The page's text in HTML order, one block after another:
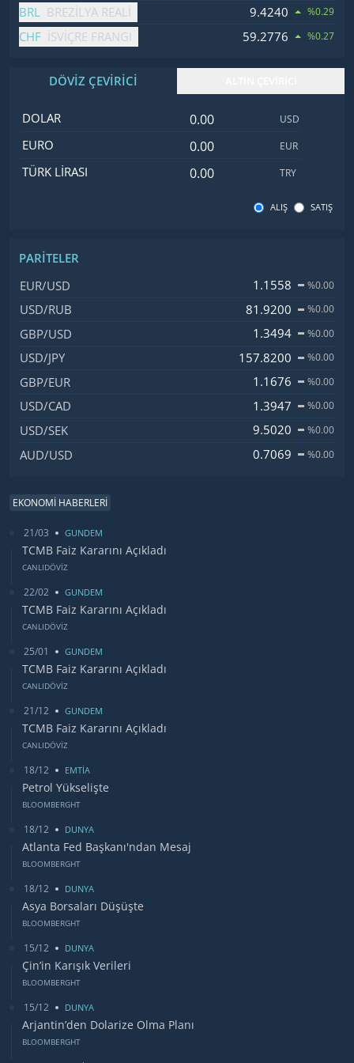
BRL BREZILYA REALI 9.4240 %0.29
CHF İSVIÇRE FRANGI 59.2776 %0.27
DÖVİZ ÇEVİRİCİ
İsimDeğer
DOLAR Dolar değeri USD
EURO Euro değeri EUR
TÜRK LIRASI Türk Lirası değeri
TRY
ALIŞ SATIŞ
PARITELER
İsim, Kod
EUR/USD 1.1558 %0.00
USD/RUB 81.9200 %0.00
GBP/USD 1.3494 %0.00
USD/JPY 157.8200 %0.00
GBP/EUR 1.1676 %0.00
USD/CAD 1.3947 %0.00
USD/SEK 9.5020 %0.00
AUD/USD 0.7069 %0.00
EKONOMİ HABERLERİ
21/03 GUNDEM
TCMB Faiz Kararını Açıkladı
CANLIDÖVİZ
22/02 GUNDEM
TCMB Faiz Kararını Açıkladı
CANLIDÖVİZ
25/01 GUNDEM
TCMB Faiz Kararını Açıkladı
CANLIDÖVİZ
21/12 GUNDEM
TCMB Faiz Kararını Açıkladı
CANLIDÖVİZ
18/12 EMTİA
Petrol Yükselişte
BLOOMBERGHT
18/12 DUNYA
Atlanta Fed Başkanı'ndan Mesaj
BLOOMBERGHT
18/12 DUNYA
Asya Borsaları Düşüşte
BLOOMBERGHT
15/12 DUNYA
Çin’in Karışık Verileri
BLOOMBERGHT
15/12 DUNYA
Arjantin’den Dolarize Olma Planı
BLOOMBERGHT